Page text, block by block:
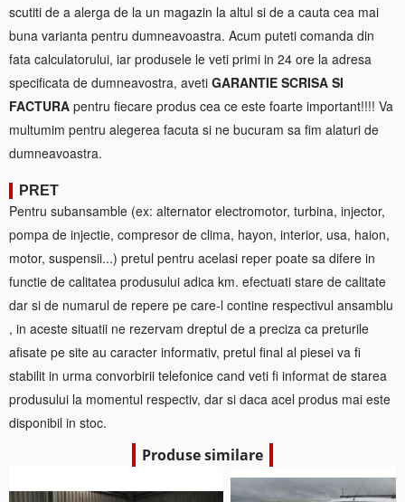
scutiti de a alerga de la un magazin la altul si de a cauta cea mai
buna varianta pentru dumneavoastra. Acum puteti comanda din
fata calculatorului, iar produsele le veti primi in 24 ore la adresa
specificata de dumneavostra, aveti GARANTIE SCRISA SI
FACTURA pentru fiecare produs cea ce este foarte important!!!! Va
multumim pentru alegerea facuta si ne bucuram sa fim alaturi de
dumneavoastra.
PRET
Pentru subansamble (ex: alternator electromotor, turbina, injector,
pompa de injectie, compresor de clima, hayon, interior, usa, haion,
motor, suspensii...) pretul pentru acelasi reper poate sa difere in
functie de calitatea produsului adica km. efectuati stare de calitate
dar si de numarul de repere pe care-l contine respectivul ansamblu
, in aceste situatii ne rezervam dreptul de a preciza ca preturile
afisate pe site au caracter informativ, pretul final al piesei va fi
stabilit in urma convorbirii telefonice cand veti fi informat de starea
produsului la momentul respectiv, dar si daca acel produs mai este
disponibil in stoc.
Produse similare